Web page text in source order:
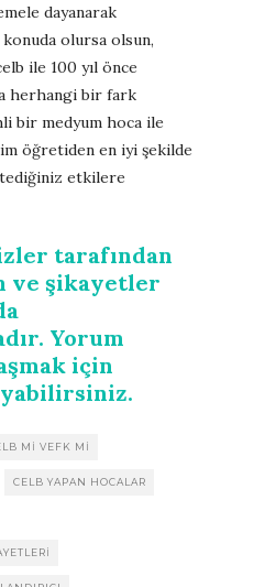
dayanarak
olursa olsun,
ile 100 yıl önce
herhangi bir fark
bir medyum hoca ile
öğretiden en iyi şekilde
etkilere
tarafından
ve şikayetler
Yorum
için
MI VEFK MI
CELB YAPAN HOCALAR